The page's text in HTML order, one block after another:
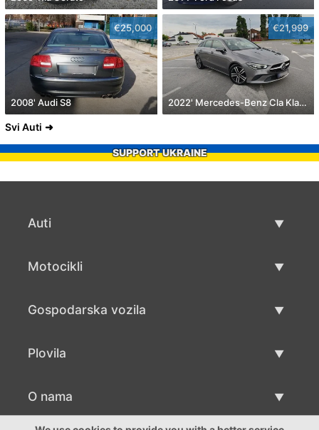
€25,000
2008' Audi S8
€21,999
2022' Mercedes-Benz Cla Klasa Cla 180
Svi Auti
SUPPORT UKRAINE
Auti
Motocikli
Gospodarska vozila
Plovila
Prodaja plovila
O nama
O nama